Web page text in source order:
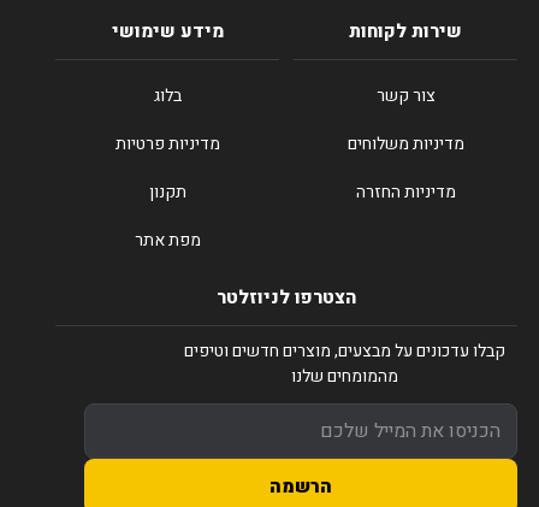
שירות לקוחות
צור קשר
מדיניות משלוחים
מדיניות החזרה
מידע שימושי
בלוג
מדיניות פרטיות
תקנון
מפת אתר
הצטרפו לניוזלטר
קבלו עדכונים על מבצעים, מוצרים חדשים וטיפים
מהמומחים שלנו
הרשמה